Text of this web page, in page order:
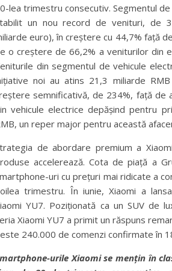
lea trimestru consecutiv. Segmentul
un nou record de venituri, de
euro), în creștere cu 44,7% față
o creștere de 66,2% a veniturilor din
din segmentul de vehicule
noi au atins 21,3 miliarde
semnificativă, de 234%, față de
vehicule electrice depășind pentru
un reper major pentru această
de abordare premium a
accelerează. Cota de piață a
uri cu prețuri mai ridicate a
trimestru. În iunie, Xiaomi a
YU7. Poziționată ca un SUV de
Xiaomi YU7 a primit un răspuns
240.000 de comenzi confirmate în
urile Xiaomi se mențin în